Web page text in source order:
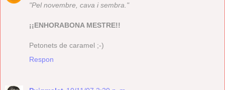
"Pel novembre, cava i sembra."
¡¡ENHORABONA MESTRE!!
Petonets de caramel ;-)
Respon